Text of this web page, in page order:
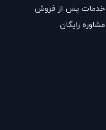
خدمات پس از فروش
مشاوره رایگان